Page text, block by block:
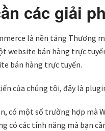
các giải
là nền tảng Thương
website bán hàng trực
bán hàng trực tuyến.
​​của chúng tôi, đây là
có một số trường hợp mà
có các tính năng mà bạn